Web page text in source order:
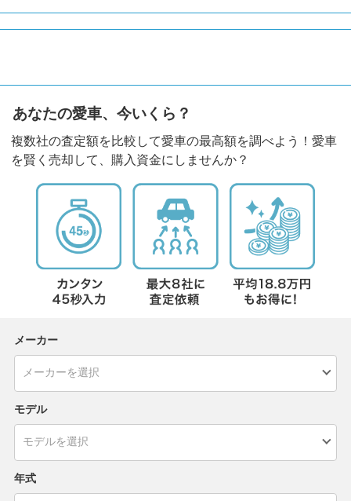
あなたの愛車、今いくら？
複数社の査定額を比較して愛車の最高額を調べよう！愛車
を賢く売却して、購入資金にしませんか？
メーカー
モデル
年式